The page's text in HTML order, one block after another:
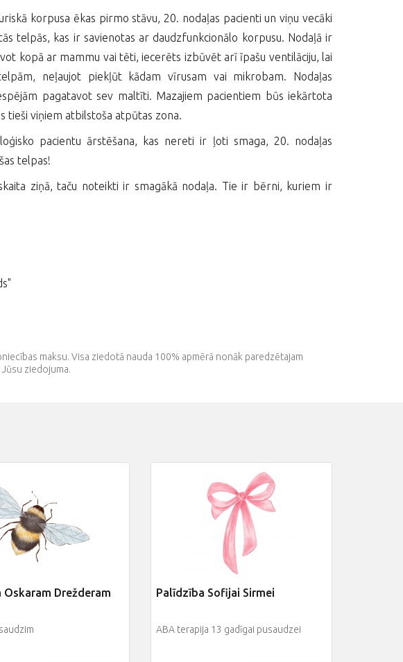
korpusa ēkas pirmo stāvu, 20. nodaļas pacienti un viņu vecāki
telpās, kas ir savienotas ar daudzfunkcionālo korpusu. Nodaļā ir
kopā ar mammu vai tēti, iecerēts izbūvēt arī īpašu ventilāciju, lai
neļaujot piekļūt kādam vīrusam vai mikrobam. Nodaļas
pagatavot sev maltīti. Mazajiem pacientiem būs iekārtota
tieši viņiem atbilstoša atpūtas zona.
pacientu ārstēšana, kas nereti ir ļoti smaga, 20. nodaļas
telpas!
ziņā, taču noteikti ir smagākā nodaļa. Tie ir bērni, kuriem ir
maksu. Visa ziedotā nauda 100% apmērā nonāk paredzētajam
ziedojuma.
Oskaram Drežderam Palīdzība Sofijai Sirmei
ABA terapija 13 gadīgai pusaudzei